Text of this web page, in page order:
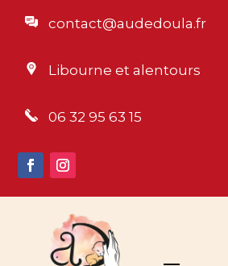
contact@audedoula.fr
Libourne et alentours
06 32 95 63 15